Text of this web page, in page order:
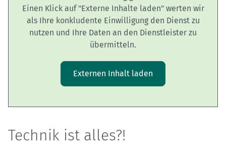
Einen Klick auf "Externe Inhalte laden" werten wir
als Ihre konkludente Einwilligung den Dienst zu
nutzen und Ihre Daten an den Dienstleister zu
übermitteln.
Externen Inhalt laden
Technik ist alles?!